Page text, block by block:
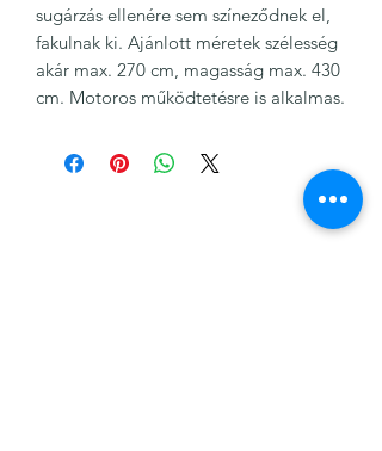
sugárzás ellenére sem színeződnek el,
fakulnak ki. Ajánlott méretek szélesség
akár max. 270 cm, magasság max. 430
cm. Motoros működtetésre is alkalmas.